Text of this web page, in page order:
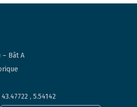
– Bât A
, 5.54142